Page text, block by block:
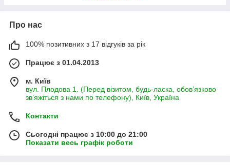
Про нас
100% позитивних з 17 відгуків за рік
Працює з 01.04.2013
м. Київ
вул. Плодова 1. (Перед візитом, будь-ласка, обов’язково
зв’яжіться з нами по телефону), Київ, Україна
Контакти
Сьогодні працює з 10:00 до 21:00
Показати весь графік роботи